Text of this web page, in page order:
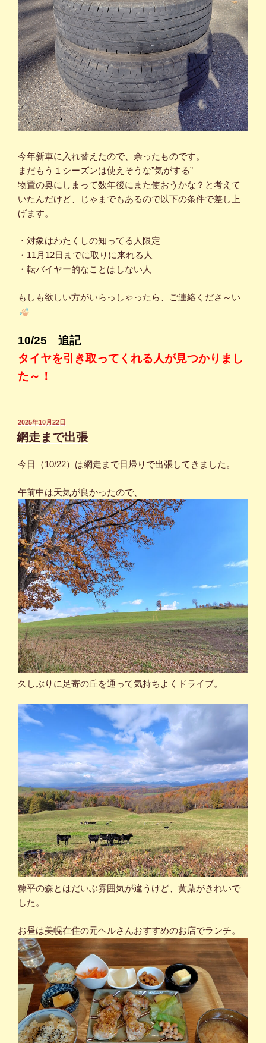
今年新車に入れ替えたので、余ったものです。
まだもう１シーズンは使えそうな”気がする”
物置の奥にしまって数年後にまた使おうかな？と考えて
いたんだけど、じゃまでもあるので以下の条件で差し上
げます。
・対象はわたくしの知ってる人限定
・11月12日までに取りに来れる人
・転バイヤー的なことはしない人
もしも欲しい方がいらっしゃったら、ご連絡くださ～い
10/25 追記
タイヤを引き取ってくれる人が見つかりまし
た～！
投
稿
日:
2025年10月22日
網走まで出張
今日（10/22）は網走まで日帰りで出張してきました。
午前中は天気が良かったので、
久しぶりに足寄の丘を通って気持ちよくドライブ。
糠平の森とはだいぶ雰囲気が違うけど、黄葉がきれいで
した。
お昼は美幌在住の元ヘルさんおすすめのお店でランチ。